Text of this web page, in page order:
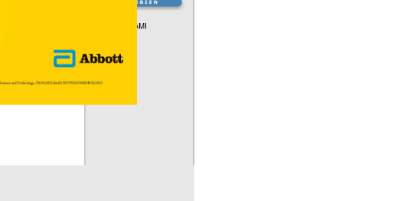
Descuentos PAMI